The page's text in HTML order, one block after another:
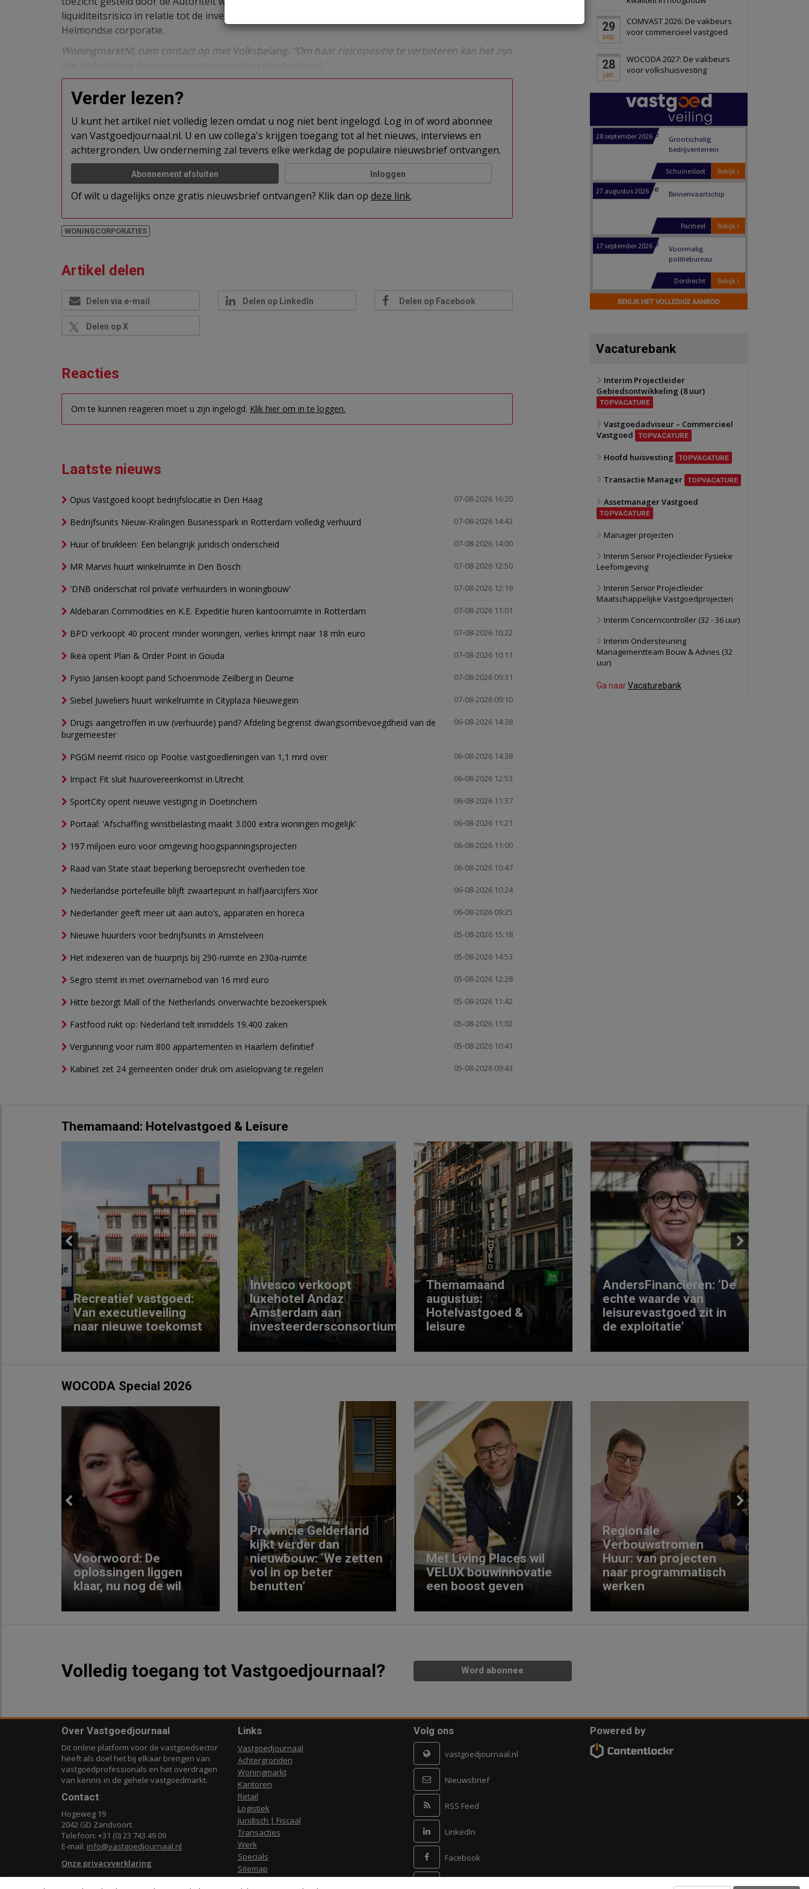
liquiditeitsrisico in relatie tot de investeringsambities en een onvoldoende risicobeheer bij de
Helmondse corporatie.
WoningmarktNL nam contact op met Volksbelang. "Om haar risicopositie te verbeteren kan het zijn
Verder lezen?
U kunt het artikel niet volledig lezen omdat u nog niet bent ingelogd. Log in of word abonnee
van Vastgoedjournaal.nl. U en uw collega's krijgen toegang tot al het nieuws, interviews en
achtergronden. Uw onderneming zal tevens elke werkdag de populaire nieuwsbrief ontvangen.
Abonnement afsluiten Inloggen
Of wilt u dagelijks onze gratis nieuwsbrief ontvangen? Klik dan op deze link.
WONINGCORPORATIES
Artikel delen
Delen via e-mail Delen op LinkedIn Delen op Facebook
Delen op X
Reacties
Om te kunnen reageren moet u zijn ingelogd. Klik hier om in te loggen.
Laatste nieuws
07-08-2026 16:20
Opus Vastgoed koopt bedrijfslocatie in Den Haag
07-08-2026 14:43
Bedrijfsunits Nieuw-Kralingen Businesspark in Rotterdam volledig verhuurd
07-08-2026 14:00
Huur of bruikleen: Een belangrijk juridisch onderscheid
07-08-2026 12:50
MR Marvis huurt winkelruimte in Den Bosch
07-08-2026 12:19
'DNB onderschat rol private verhuurders in woningbouw'
07-08-2026 11:01
Aldebaran Commodities en K.E. Expeditie huren kantoorruimte in Rotterdam
07-08-2026 10:22
BPD verkoopt 40 procent minder woningen, verlies krimpt naar 18 mln euro
07-08-2026 10:11
Ikea opent Plan & Order Point in Gouda
07-08-2026 09:31
Fysio Jansen koopt pand Schoenmode Zeilberg in Deurne
07-08-2026 09:10
Siebel Juweliers huurt winkelruimte in Cityplaza Nieuwegein
06-08-2026 14:38
Drugs aangetroffen in uw (verhuurde) pand? Afdeling begrenst dwangsombevoegdheid van de
burgemeester
06-08-2026 14:38
PGGM neemt risico op Poolse vastgoedleningen van 1,1 mrd over
06-08-2026 12:53
Impact Fit sluit huurovereenkomst in Utrecht
06-08-2026 11:37
SportCity opent nieuwe vestiging in Doetinchem
06-08-2026 11:21
Portaal: 'Afschaffing winstbelasting maakt 3.000 extra woningen mogelijk'
06-08-2026 11:00
197 miljoen euro voor omgeving hoogspanningsprojecten
06-08-2026 10:47
Raad van State staat beperking beroepsrecht overheden toe
06-08-2026 10:24
Nederlandse portefeuille blijft zwaartepunt in halfjaarcijfers Xior
06-08-2026 09:25
Nederlander geeft meer uit aan auto’s, apparaten en horeca
05-08-2026 15:18
Nieuwe huurders voor bedrijfsunits in Amstelveen
05-08-2026 14:53
Het indexeren van de huurprijs bij 290-ruimte en 230a-ruimte
05-08-2026 12:28
Segro stemt in met overnamebod van 16 mrd euro
05-08-2026 11:42
Hitte bezorgt Mall of the Netherlands onverwachte bezoekerspiek
05-08-2026 11:02
Fastfood rukt op: Nederland telt inmiddels 19.400 zaken
05-08-2026 10:41
Vergunning voor ruim 800 appartementen in Haarlem definitief
05-08-2026 09:43
Kabinet zet 24 gemeenten onder druk om asielopvang te regelen
29
sep
COMVAST 2026: De vakbeurs
voor commercieel vastgoed
28
jan
WOCODA 2027: De vakbeurs
voor volkshuisvesting
Schiedam
22 september 2026 Attractiepark
Bekijk
Oranje
28 september 2026
bedrijventerrein
Schuinesloot
27 augustus 2026 Binnenvaartschip
Bekijk
Panheel
17 september 2026
Voormalig
Bekijk
Dordrecht
17 september 2026
Voormalig
politiebureau
Bekijk
Hilversum
17 september 2026
Voormalig
Zwanenburg
6 oktober 2026
Oranje
28 september 2026
bedrijventerrein
Bekijk
Schuinesloot
politiebureau
17 september 2026
Voormalig
BEKIJK HET VOLLEDIGE AANBOD
Vacaturebank
Interim Projectleider
Gebiedsontwikkeling (8 uur)
TOPVACATURE
Vastgoedadviseur – Commercieel
Vastgoed
TOPVACATURE
Hoofd huisvesting TOPVACATURE
Transactie Manager TOPVACATURE
Assetmanager Vastgoed
TOPVACATURE
Manager projecten
Interim Senior Projectleider Fysieke
Leefomgeving
Interim Senior Projectleider
Maatschappelijke Vastgoedprojecten
Interim Concerncontroller (32 - 36 uur)
Interim Ondersteuning
Managementteam Bouw & Advies (32
uur)
Ga naarVacaturebank
Themamaand: Hotelvastgoed & Leisure
Previous
Recreatief vastgoed:
Van executieveiling
naar nieuwe toekomst
Invesco verkoopt
luxehotel Andaz
Amsterdam aan
investeerdersconsortium
Themamaand
augustus:
Hotelvastgoed &
leisure
AndersFinancieren: ‘De
echte waarde van
leisurevastgoed zit in
de exploitatie’
Next
WOCODA Special 2026
Previous
Voorwoord: De
oplossingen liggen
klaar, nu nog de wil
Provincie Gelderland
kijkt verder dan
nieuwbouw: ‘We zetten
vol in op beter
benutten’
Met Living Places wil
VELUX bouwinnovatie
een boost geven
Regionale
Verbouwstromen
Huur: van projecten
naar programmatisch
werken
Next
Volledig toegang tot Vastgoedjournaal? Word abonnee
Over Vastgoedjournaal
Dit online platform voor de vastgoedsector
heeft als doel het bij elkaar brengen van
vastgoedprofessionals en het overdragen
van kennis in de gehele vastgoedmarkt.
Contact
Hogeweg 19
2042 GD Zandvoort
Telefoon: +31 (0) 23 743 49 09
E-mail: info@vastgoedjournaal.nl
Onze privacyverklaring
Links
Vastgoedjournaal
Achtergronden
Woningmarkt
Kantoren
Retail
Logistiek
Juridisch | Fiscaal
Transacties
Werk
Specials
Sitemap
Volg ons
vastgoedjournaal.nl
Nieuwsbrief
RSS Feed
LinkedIn
Facebook
Powered by